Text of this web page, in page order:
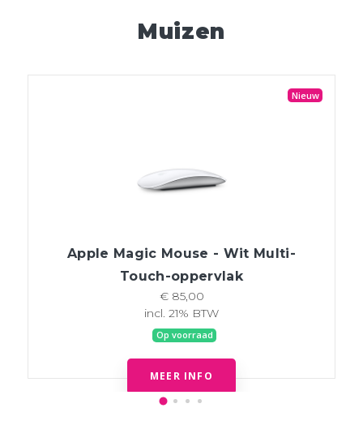
Muizen
Nieuw
Apple Magic Mouse - Wit Multi-
Touch-oppervlak
€ 85,00
incl. 21% BTW
Op voorraad
MEER INFO